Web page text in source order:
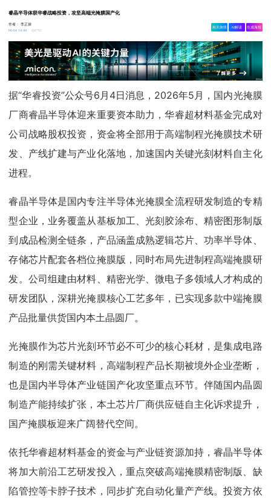
睿晶半导体获华睿战略投资，攻坚高端光掩膜国产化
作者：李正操
06-04 14:44
8792
相关舆情 AI解读 生成海报
据“华睿投资”公众号6月4日消息，2026年5月，国内光掩膜
厂商睿晶半导体迎来重要资本助力，华睿超材料基金完成对
公司战略股权投资，资金将全部用于高端制程光掩膜技术研
发、产线扩建与产业化落地，加速国内关键光刻材料自主化
进程。
睿晶半导体是国内专注半导体光掩膜全流程研发制造的专精
型企业，业务覆盖从基板加工、光刻胶涂布、精密图形制版
到成品检测全链条，产品涵盖成熟逻辑芯片、功率半导体、
存储芯片配套各档位掩膜版，同时布局先进制程高端掩膜研
发。公司组建由材料、精密光学、微电子多领域人才构成的
研发团队，深耕光掩膜核心工艺多年，已实现多款中端掩膜
产品批量供货国内本土晶圆厂。
光掩膜作为芯片光刻环节必不可少的核心耗材，是集成电路
制造的刚需关键材料，高端制程产品长期被境外企业垄断，
也是国内半导体产业链国产化攻坚重点环节。伴随国内晶圆
制造产能持续扩张，本土芯片厂商供应链自主化诉求提升，
国产掩膜板迎来广阔替代空间。
依托华睿超材料基金的资金与产业链资源加持，睿晶半导体
将加大前沿工艺研发投入，重点突破高端掩膜精密制版、缺
陷管控等卡脖子技术，同步扩充自动化量产产线。投资方依